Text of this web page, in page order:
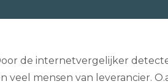
de internetvergelijker
mensen van leverancier.